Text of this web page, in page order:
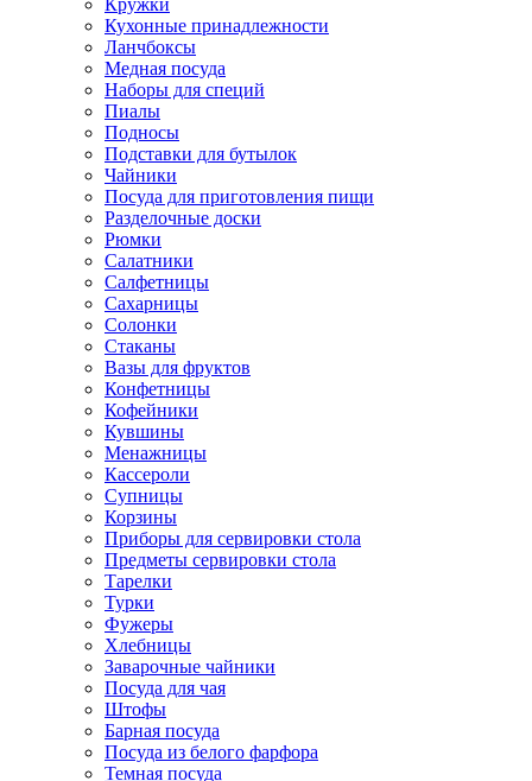
Кружки
Кухонные принадлежности
Ланчбоксы
Медная посуда
Наборы для специй
Пиалы
Подносы
Подставки для бутылок
Чайники
Посуда для приготовления пищи
Разделочные доски
Рюмки
Салатники
Салфетницы
Сахарницы
Солонки
Стаканы
Вазы для фруктов
Конфетницы
Кофейники
Кувшины
Менажницы
Кассероли
Супницы
Корзины
Приборы для сервировки стола
Предметы сервировки стола
Тарелки
Турки
Фужеры
Хлебницы
Заварочные чайники
Посуда для чая
Штофы
Барная посуда
Посуда из белого фарфора
Темная посуда